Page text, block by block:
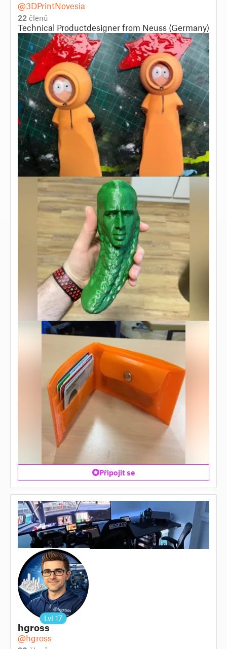
@3DPrintNovesia
22členů
Technical Productdesigner from Neuss (Germany)
Připojit se
Lvl 17
hgross
@hgross